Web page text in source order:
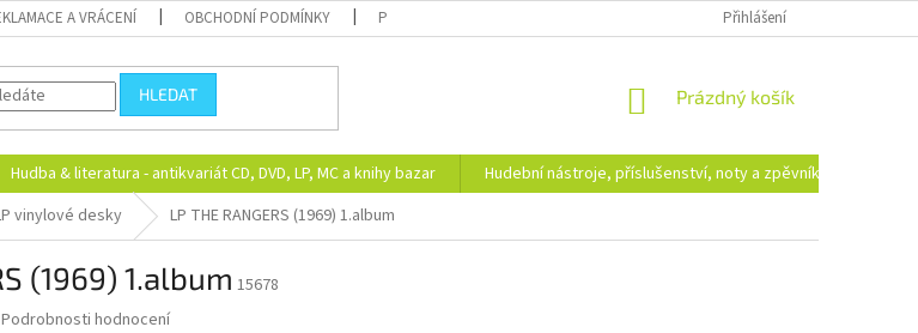
A VRÁCENÍ OBCHODNÍ PODMÍNKY PODMÍNKY OCHRANY OSOBNÍCH ÚDAJŮ DOPRAVA A PLATBA
Přihlášení
HLEDAT
NÁKUPNÍ
Prázdný košík
Hudba & literatura - antikvariát CD, DVD, LP, MC a knihy bazar Hudební nástroje, příslušenství, noty a zpěvníky
vinylové desky LP THE RANGERS (1969) 1.album
(1969) 1.album 15678
Podrobnosti hodnocení